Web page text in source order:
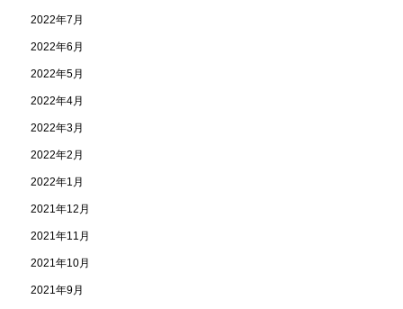
2022年7月
2022年6月
2022年5月
2022年4月
2022年3月
2022年2月
2022年1月
2021年12月
2021年11月
2021年10月
2021年9月